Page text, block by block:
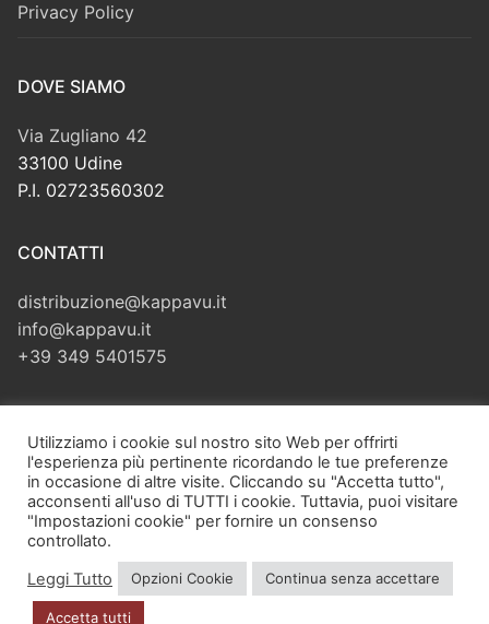
Privacy Policy
DOVE SIAMO
Via Zugliano 42
33100 Udine
P.I. 02723560302
CONTATTI
distribuzione@kappavu.it
info@kappavu.it
+39 349 5401575
Cerca:
Copyright © 2026 Kappa Vu di Velliscig Giuliano – Via Zugliano,
42 – 33100 Udine (UD) – P.I. 02723560302 – PEC:
Utilizziamo i cookie sul nostro sito Web per offrirti
l'esperienza più pertinente ricordando le tue preferenze
in occasione di altre visite. Cliccando su "Accetta tutto",
acconsenti all'uso di TUTTI i cookie. Tuttavia, puoi visitare
"Impostazioni cookie" per fornire un consenso
controllato.
Leggi Tutto
Opzioni Cookie Continua senza accettare
Accetta tutti